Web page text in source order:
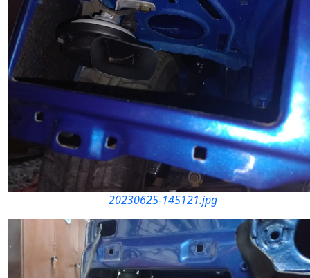
20230625-145121.jpg